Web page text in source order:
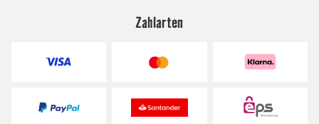
Zahlarten